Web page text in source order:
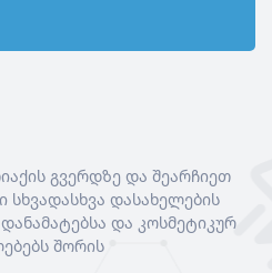
გვერდზე და შეარჩიეთ
დასახელების
და კოსმეტიკურ
შორის